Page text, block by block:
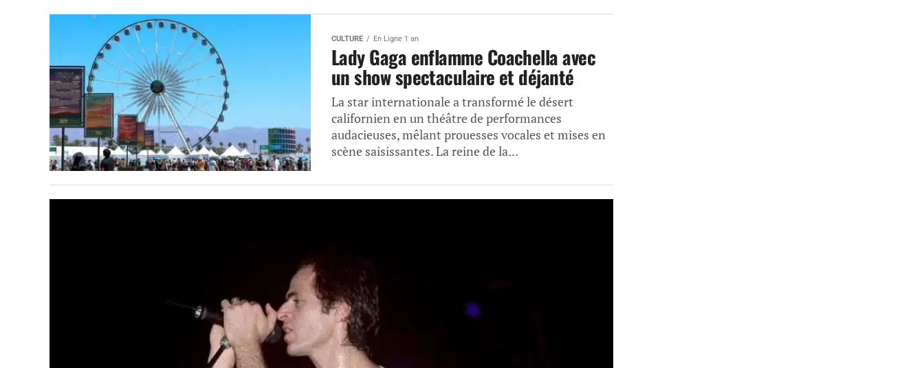
CULTURE En Ligne 1 an
Lady Gaga enflamme Coachella avec
un show spectaculaire et déjanté
La star internationale a transformé le désert
californien en un théâtre de performances
audacieuses, mêlant prouesses vocales et mises en
scène saisissantes. La reine de la...